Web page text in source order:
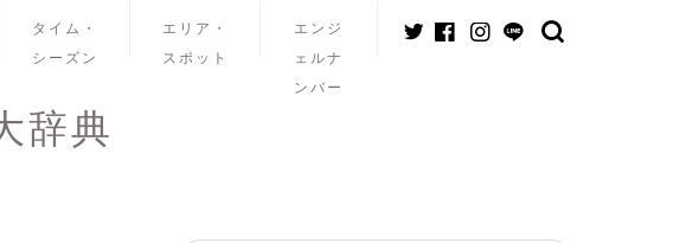
タイム・
シーズン
エリア・
スポット
エンジ
ェルナ
ンバー
辞典